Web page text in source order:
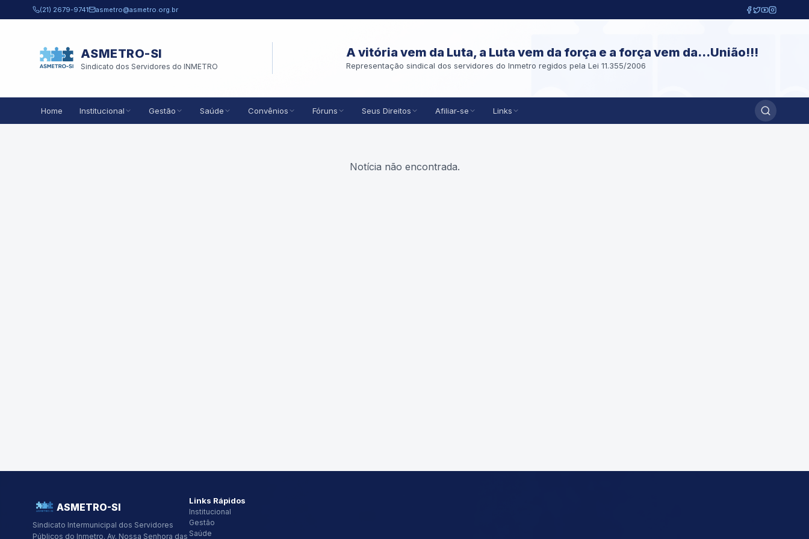
Pular para o conteúdo principal
(21) 2679-9741 asmetro@asmetro.org.br
ASMETRO-SI
Sindicato dos Servidores do INMETRO
A vitória vem da Luta, a Luta vem da força e a força vem da...União!!!
Representação sindical dos servidores do Inmetro regidos pela Lei 11.355/2006
Home Institucional Gestão Saúde Convênios Fóruns Seus Direitos Afiliar-se Links
Notícia não encontrada.
ASMETRO-SI
Sindicato Intermunicipal dos Servidores
Públicos do Inmetro. Av. Nossa Senhora das
Links Rápidos
Institucional
Gestão
Saúde